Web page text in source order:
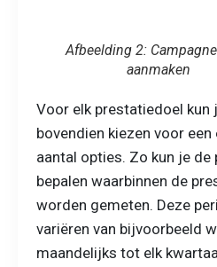
Afbeelding 2:
aanmaken
Voor elk prestatiedoel kun
bovendien kiezen voor een
aantal opties. Zo kun je de
bepalen waarbinnen de
worden gemeten. Deze
variëren van bijvoorbeeld
maandelijks tot elk